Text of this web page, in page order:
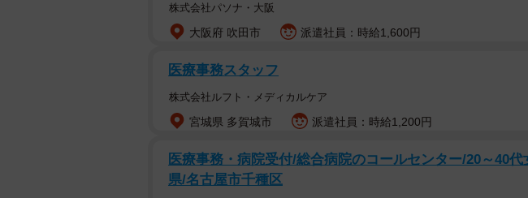
が出たとしても、刑事訴訟法428条を理由に、執行を停止する可
したケースがある時は「執行を停止することができる」とされて
(1) 刑の執行によって、著しく健康を害するとき、又は生命を保
(2)年齢70年以上であるとき
(3)受胎後150日以上であるとき
株式会社パソナ・大阪
大阪府 吹田市 派遣社員：時給1,600円
医療事務スタッフ
株式会社ルフト・メディカルケア
宮城県 多賀城市 派遣社員：時給1,200円
医療事務・病院受付/総合病院のコールセンター/20～40
県/名古屋市千種区